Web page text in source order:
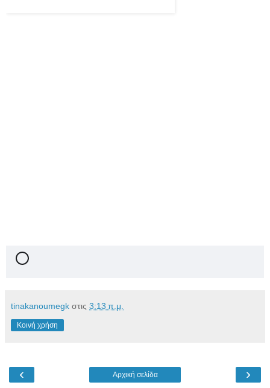
tinakanoumegk στις 3:13 π.μ.
Κοινή χρήση
‹ ›
Αρχική σελίδα